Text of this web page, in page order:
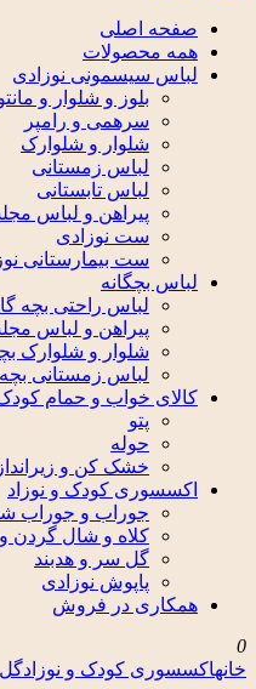
صفحه اصلی
همه محصولات
لباس سیسمونی نوزادی
بلوز و شلوار و
سرهمی و رامپر
شلوار و شلوارک
لباس زمستانی
لباس تابستانی
پیراهن و لباس
ست نوزادی
ست بیمارستانی
لباس بچگانه
لباس راحتی بچه
پیراهن و لباس
شلوار و شلوارک
لباس زمستانی بچه
کالای خواب و حمام کودک
پتو
حوله
خشک کن و
اکسسوری کودک و نوزاد
جوراب و جوراب
کلاه و شال
گل سر و هدبند
پاپوش نوزادی
همکاری در فروش
0
خانهاکسسوری کودک و نوزاد